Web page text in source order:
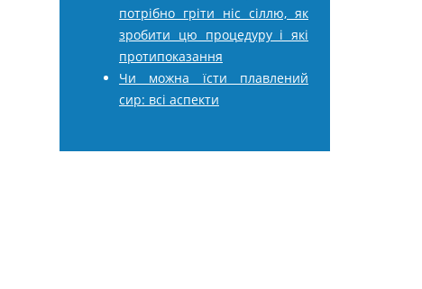
потрібно гріти ніс сіллю, як
зробити цю процедуру і які
протипоказання
Чи можна їсти плавлений
сир: всі аспекти